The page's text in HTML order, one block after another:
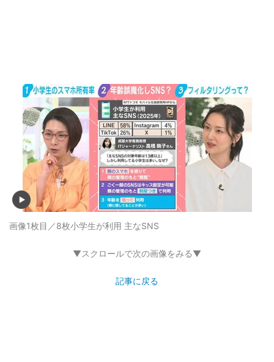
画像1枚目／8枚小学生が利用 主なSNS
▼スクロールで次の画像をみる▼
記事に戻る